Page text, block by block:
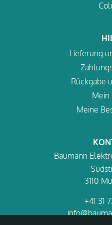
Lieferung
Rückgabe
Mein
Meine
Baumann
3110
+41 31